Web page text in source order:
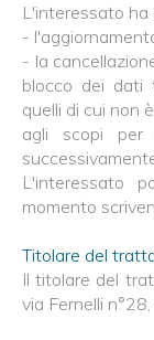
L'interessato
-
- la
blocco dei dati
quelli di cui non
agli scopi
L'interessato
momento
Titolare del
Il titolare del
via Fernelli